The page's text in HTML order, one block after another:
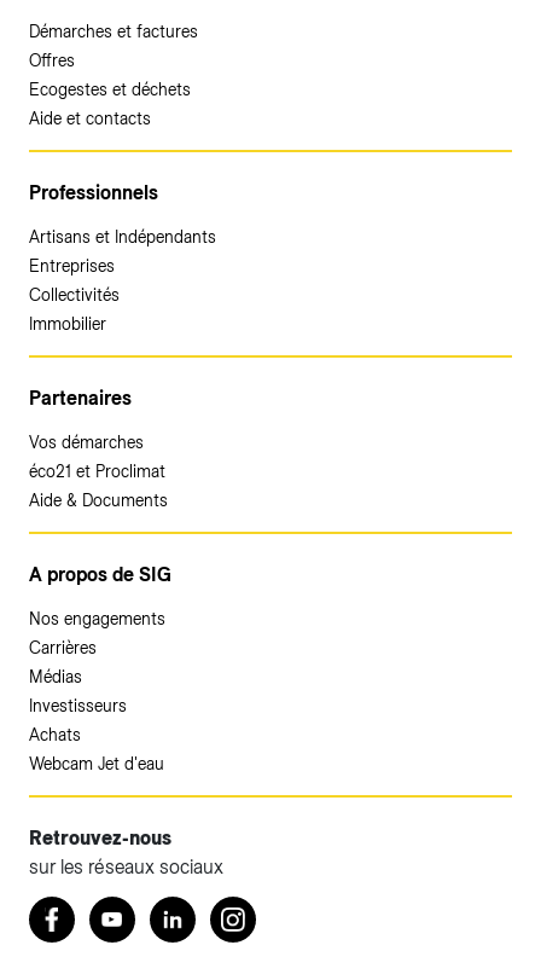
Démarches et factures
Offres
Ecogestes et déchets
Aide et contacts
Professionnels
Artisans et Indépendants
Entreprises
Collectivités
Immobilier
Partenaires
Vos démarches
éco21 et Proclimat
Aide & Documents
A propos de SIG
Nos engagements
Carrières
Médias
Investisseurs
Achats
Webcam Jet d'eau
Retrouvez-nous
sur les réseaux sociaux
Retrouvez nous sur Facebook
YoutubeLinkedInInstagram
Accéder à votre espace client SIG.
Votre espace client SIG n'est pas optimisé pour une